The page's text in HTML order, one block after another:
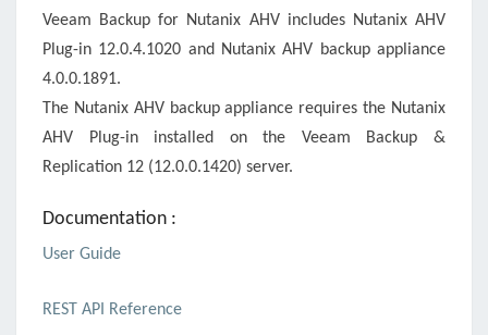
Veeam Backup for Nutanix AHV includes Nutanix AHV
Plug-in 12.0.4.1020 and Nutanix AHV backup appliance
4.0.0.1891.
The Nutanix AHV backup appliance requires the Nutanix
AHV Plug-in installed on the Veeam Backup &
Replication 12 (12.0.0.1420) server.
Documentation :
User Guide
REST API Reference